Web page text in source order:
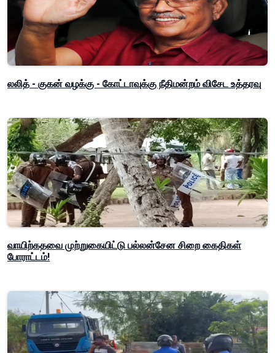
லலித் - குகன் வழக்கு - கோட்டாவுக்கு நீதிமன்றம் விசேட உத்தரவு
வாயிற்கதவை முற்றுகையிட்டு பல்லன்சேன சிறை கைதிகள்
போராட்டம்!